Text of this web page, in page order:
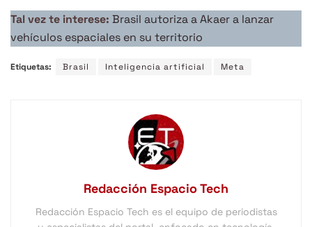
Tal vez te interese: Brasil autoriza a Akaer a lanzar
vehículos espaciales en su territorio
Etiquetas: Brasil Inteligencia artificial Meta
Redacción Espacio Tech
Redacción Espacio Tech es el equipo de periodistas